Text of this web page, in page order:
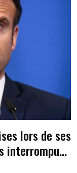
lors de ses
interrompu…